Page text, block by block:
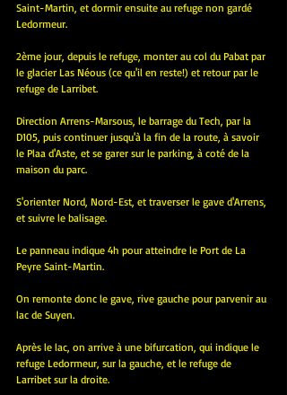
Saint-Martin, et dormir ensuite au refuge non gardé
Ledormeur.
2ème jour, depuis le refuge, monter au col du Pabat par
le glacier Las Néous (ce qu'il en reste!) et retour par le
refuge de Larribet.
Direction Arrens-Marsous, le barrage du Tech, par la
D105, puis continuer jusqu'à la fin de la route, à savoir
le Plaa d'Aste, et se garer sur le parking, à coté de la
maison du parc.
S'orienter Nord, Nord-Est, et traverser le gave d'Arrens,
et suivre le balisage.
Le panneau indique 4h pour atteindre le Port de La
Peyre Saint-Martin.
On remonte donc le gave, rive gauche pour parvenir au
lac de Suyen.
Après le lac, on arrive à une bifurcation, qui indique le
refuge Ledormeur, sur la gauche, et le refuge de
Larribet sur la droite.